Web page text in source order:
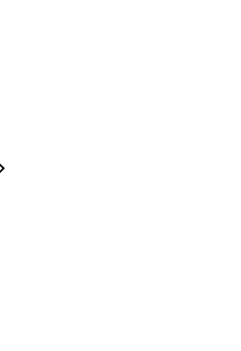
ティブのキャリアに触れ